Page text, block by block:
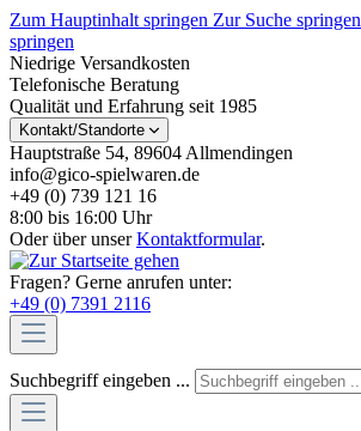
Zum Hauptinhalt springen Zur Suche springen
springen
Niedrige Versandkosten
Telefonische Beratung
Qualität und Erfahrung seit 1985
Kontakt/Standorte
Hauptstraße 54, 89604 Allmendingen
info@gico-spielwaren.de
+49 (0) 739 121 16
8:00 bis 16:00 Uhr
Oder über unserKontaktformular.
Fragen? Gerne anrufen unter:
+49 (0) 7391 2116
Suchbegriff eingeben ...